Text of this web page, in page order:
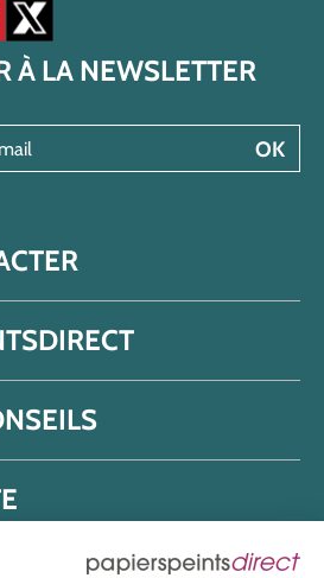
YouTube
compte Instagram
notre page Facebook
à notre compte Pinterest
Accéder à notre compte Twitter/X
À LA NEWSLETTER
OK